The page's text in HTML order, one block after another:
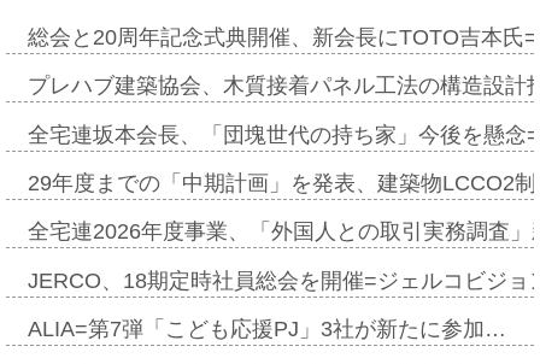
総会と20周年記念式典開催、新会長にTOTO吉本氏
プレハブ建築協会、木質接着パネル工法の構造設
全宅連坂本会長、「団塊世代の持ち家」今後を懸
29年度までの「中期計画」を発表、建築物LCCO2
全宅連2026年度事業、「外国人との取引実務調査
JERCO、18期定時社員総会を開催=ジェルコビジ
ALIA=第7弾「こども応援PJ」3社が新たに参加…